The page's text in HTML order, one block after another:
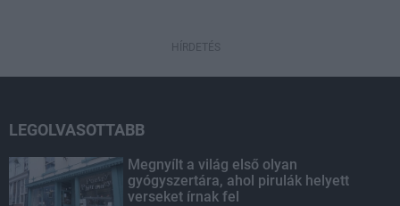
HÍRDETÉS
LEGOLVASOTTABB
Megnyílt a világ első olyan
gyógyszertára, ahol pirulák helyett
verseket írnak fel